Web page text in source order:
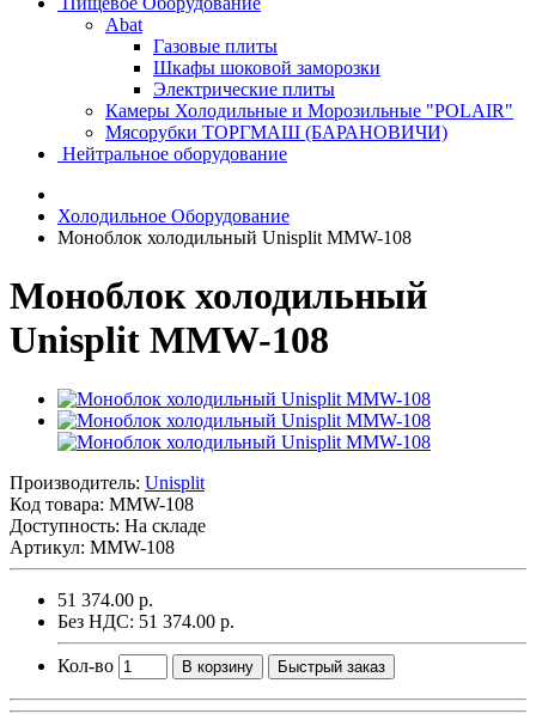
Abat
Газовые плиты
Шкафы шоковой заморозки
Электрические плиты
Камеры Холодильные и Морозильные "POLAIR"
Мясорубки ТОРГМАШ (БАРАНОВИЧИ)
Нейтральное оборудование
Холодильное Оборудование
Моноблок холодильный Unisplit MMW-108
Моноблок холодильный
Unisplit MMW-108
Производитель: Unisplit
Код товара: MMW-108
Доступность: На складе
Артикул: MMW-108
51 374.00 р.
Без НДС: 51 374.00 р.
Кол-во В корзину Быстрый заказ